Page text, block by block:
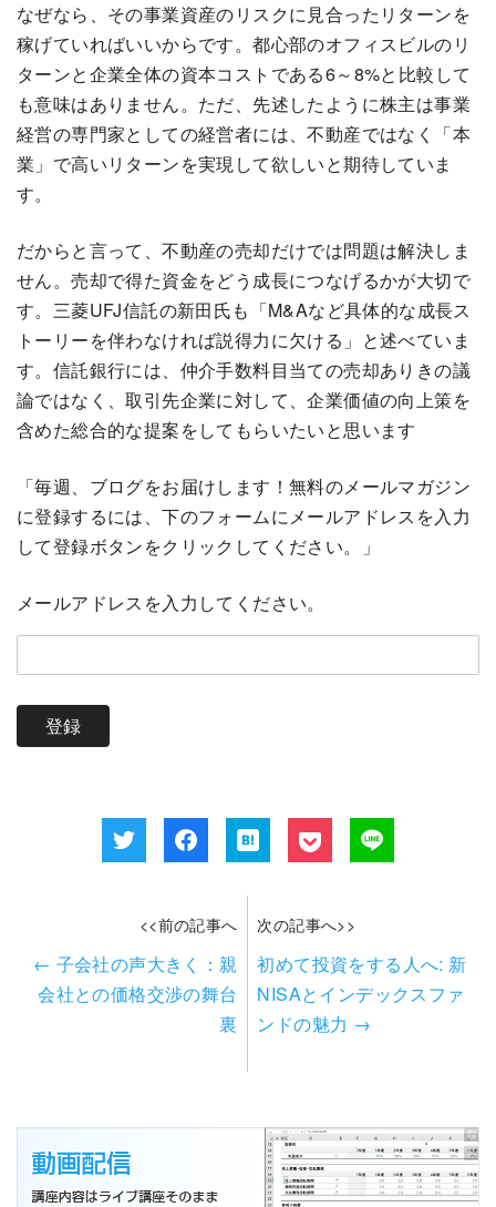
なぜなら、その事業資産のリスクに見合ったリターンを
稼げていればいいからです。都心部のオフィスビルのリ
ターンと企業全体の資本コストである6～8%と比較して
も意味はありません。ただ、先述したように株主は事業
経営の専門家としての経営者には、不動産ではなく「本
業」で高いリターンを実現して欲しいと期待していま
す。
だからと言って、不動産の売却だけでは問題は解決しま
せん。売却で得た資金をどう成長につなげるかが大切で
す。三菱UFJ信託の新田氏も「M&Aなど具体的な成長ス
トーリーを伴わなければ説得力に欠ける」と述べていま
す。信託銀行には、仲介手数料目当ての売却ありきの議
論ではなく、取引先企業に対して、企業価値の向上策を
含めた総合的な提案をしてもらいたいと思います
「毎週、ブログをお届けします！無料のメールマガジン
に登録するには、下のフォームにメールアドレスを入力
して登録ボタンをクリックしてください。」
メールアドレスを入力してください。
<<前の記事へ
← 子会社の声大きく：親
会社との価格交渉の舞台
裏
次の記事へ>>
初めて投資をする人へ: 新
NISAとインデックスファ
ンドの魅力 →